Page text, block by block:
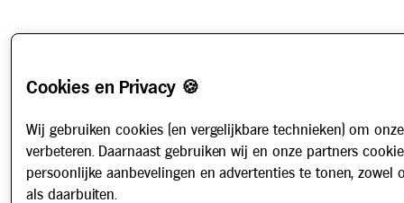
Cookies en Privacy 🍪
Wij gebruiken cookies (en vergelijkbare technieken) om
verbeteren. Daarnaast gebruiken wij en onze partners
persoonlijke aanbevelingen en advertenties te tonen, zowel
als daarbuiten.